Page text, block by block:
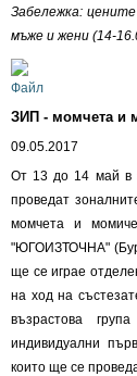
Забележка:
мъже и жени (14-
ЗИП - момчета и
09.05.2017
От 13 до 14 май в
проведат
момчета и
"ЮГОИЗТОЧНА"
ще се играе
на ход на
възрастова
индивидуални
които ще се